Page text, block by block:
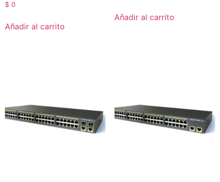
$ 0
Añadir al carrito
Añadir al carrito